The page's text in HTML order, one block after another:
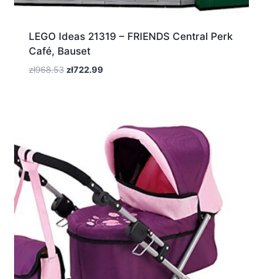
LEGO Ideas 21319 – FRIENDS Central Perk
Café, Bauset
zł968.53 Pierwotna
zł722.99Aktualna